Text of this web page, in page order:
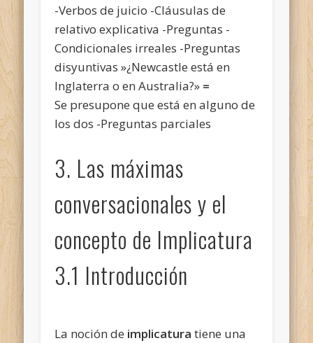
-Verbos de juicio -Cláusulas de
relativo explicativa -Preguntas -
Condicionales irreales -Preguntas
disyuntivas »¿Newcastle está en
Inglaterra o en Australia?» =
Se presupone que está en alguno de
los dos -Preguntas parciales
3. Las máximas
conversacionales y el
concepto de Implicatura
3.1 Introducción
La noción de implicatura tiene una